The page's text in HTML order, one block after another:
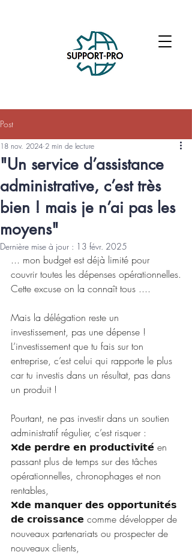
Post
"Un service d’assistance
administrative, c’est très
bien ! mais je n’ai pas les
moyens"
18 nov. 2024 2 min de lecture
Dernière mise à jour : 13 févr. 2025
... mon budget est déjà limité pour
couvrir toutes les dépenses opérationnelles.
Cette excuse on la connaît tous ....
Mais la délégation reste un
investissement, pas une dépense !
L’investissement que tu fais sur ton
entreprise, c’est celui qui rapporte le plus
car tu investis dans un résultat, pas dans
un produit !
Pourtant, ne pas investir dans un soutien
administratif régulier, c’est risquer :
❌𝗱𝗲 𝗽𝗲𝗿𝗱𝗿𝗲 𝗲𝗻 𝗽𝗿𝗼𝗱𝘂𝗰𝘁𝗶𝘃𝗶𝘁𝗲́ en
passant plus de temps sur des tâches
opérationnelles, chronophages et non
rentables,
❌𝗱𝗲 𝗺𝗮𝗻𝗾𝘂𝗲𝗿 𝗱𝗲𝘀 𝗼𝗽𝗽𝗼𝗿𝘁𝘂𝗻𝗶𝘁𝗲́𝘀
𝗱𝗲 𝗰𝗿𝗼𝗶𝘀𝘀𝗮𝗻𝗰𝗲 comme développer de
nouveaux partenariats ou prospecter de
nouveaux clients,